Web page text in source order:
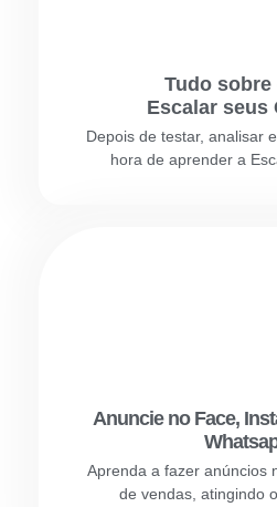
Tudo sobre
Escalar seus
Depois de testar, analisar
hora de aprender a
Anuncie no Face,
Aprenda a fazer anúncios
de vendas, atingindo